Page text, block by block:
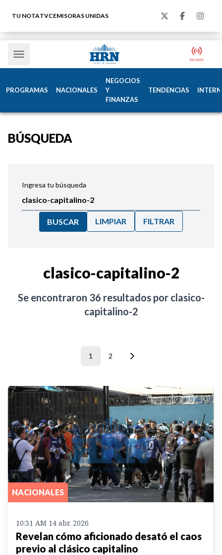
TU NOTATVCEMISORAS UNIDAS
PROGRAMAS NACIONALES
NEGOCIOS
Y
FINANZAS
TENDENCIAS
BÚSQUEDA
Ingresa tu búsqueda
BUSCAR LIMPIAR FILTRAR
clasico-capitalino-2
Se encontraron 36 resultados por clasico-
capitalino-2
1 2
NACIONALES
10:31 AM 14 abr. 2026
Revelan cómo aficionado desató el caos
previo al clásico capitalino